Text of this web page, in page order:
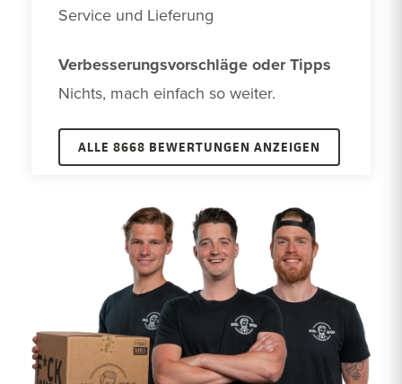
Service und Lieferung
Verbesserungsvorschläge oder Tipps
Nichts, mach einfach so weiter.
ALLE 8668 BEWERTUNGEN ANZEIGEN